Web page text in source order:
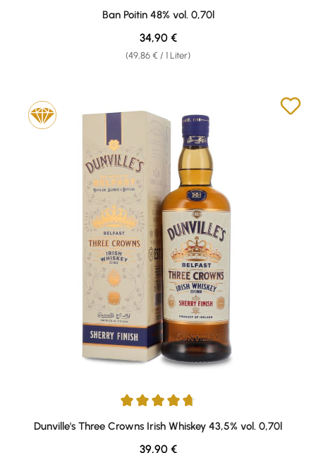
Durchschnittliche Bewertung von 5 von 5 Sternen
Ban Poitin 48% vol. 0,70l
(49,86 € / 1 Liter)
Regulärer Preis:
34,90 €
Durchschnittliche Bewertung von 4.83 von 5 Sternen
Dunville's Three Crowns Irish Whiskey 43,5% vol. 0,70l
Regulärer Preis:
39,90 €